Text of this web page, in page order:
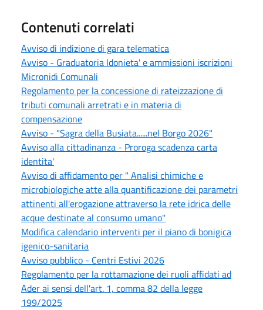
Contenuti correlati
Avviso di indizione di gara telematica
Avviso - Graduatoria Idonieta' e ammissioni iscrizioni
Micronidi Comunali
Regolamento per la concessione di rateizzazione di
tributi comunali arretrati e in materia di
compensazione
Avviso - "Sagra della Busiata......nel Borgo 2026"
Avviso alla cittadinanza - Proroga scadenza carta
identita'
Avviso di affidamento per " Analisi chimiche e
microbiologiche atte alla quantificazione dei parametri
attinenti all'erogazione attraverso la rete idrica delle
acque destinate al consumo umano"
Modifica calendario interventi per il piano di bonigica
igenico-sanitaria
Avviso pubblico - Centri Estivi 2026
Regolamento per la rottamazione dei ruoli affidati ad
Ader ai sensi dell'art. 1, comma 82 della legge
199/2025